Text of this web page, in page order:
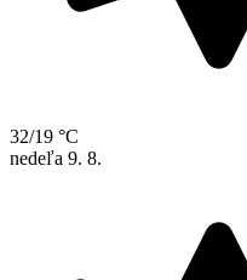
32/19 °C
nedeľa 9. 8.